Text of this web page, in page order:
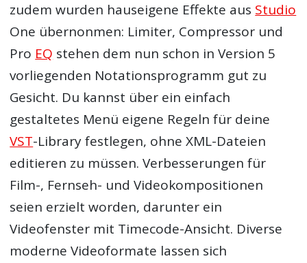
zudem wurden hauseigene Effekte aus Studio
One übernonmen: Limiter, Compressor und
Pro EQ stehen dem nun schon in Version 5
vorliegenden Notationsprogramm gut zu
Gesicht. Du kannst über ein einfach
gestaltetes Menü eigene Regeln für deine
VST-Library festlegen, ohne XML-Dateien
editieren zu müssen. Verbesserungen für
Film-, Fernseh- und Videokompositionen
seien erzielt worden, darunter ein
Videofenster mit Timecode-Ansicht. Diverse
moderne Videoformate lassen sich